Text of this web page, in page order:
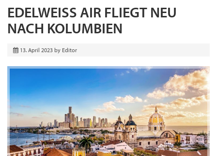
EDELWEISS AIR FLIEGT NEU
NACH KOLUMBIEN
13. April 2023 by Editor